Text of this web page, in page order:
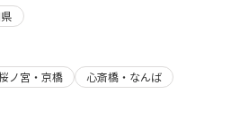
ノ宮・京橋
心斎橋・なんば